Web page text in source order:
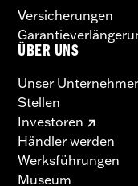
Versicherungen
ÜBER UNS
Unser
Stellen
Investoren
Händler werden
Werksführungen
Museum